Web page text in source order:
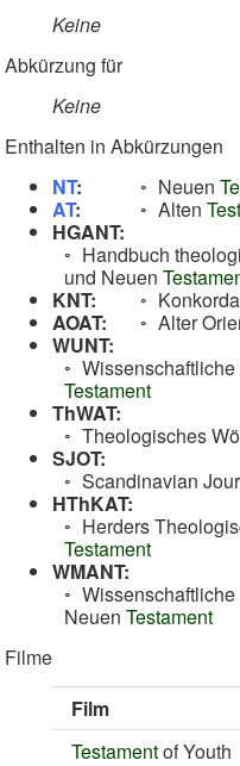
Keine
Abkürzung für
Keine
Enthalten in Abkürzungen
NT: Neuen
AT: Alten
HGANT:
Handbuch
und Neuen
KNT:
AOAT:
Alter
WUNT:
Testament
ThWAT:
Theologisches
SJOT:
Scandinavian
HThKAT:
Herders
Testament
WMANT:
Neuen Testament
Filme
Film
Testamentof Youth